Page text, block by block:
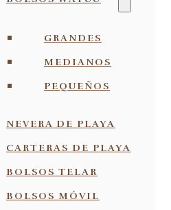
GRANDES
MEDIANOS
PEQUEÑOS
NEVERA DE PLAYA
CARTERAS DE PLAYA
BOLSOS TELAR
BOLSOS MÓVIL